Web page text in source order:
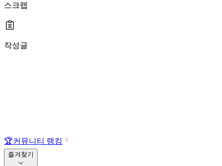
스크랩
작성글
🏆커뮤니티 랭킹
즐겨찾기